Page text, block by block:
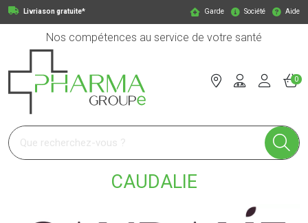
Livriason gratuite* Garde Société Aide
Nos compétences au service de votre santé
Pharmagroupe Votre pharmacie en ligne à votre service
0
CAUDALIE